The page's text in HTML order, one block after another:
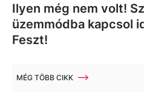
Ilyen még nem volt!
üzemmódba kapcsol
Feszt!
MÉG TÖBB CIKK